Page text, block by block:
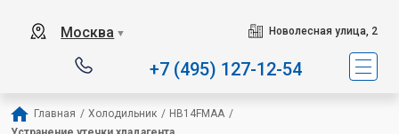
Москва ▼ Новолесная улица, 2
+7 (495) 127-12-54
Главная / Холодильник / HB14FMAA /